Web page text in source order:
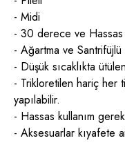
- Midi
- 30 derece ve Hassas
- Ağartma ve Santrifüjlü
- Düşük sıcaklıkta
- Trikloretilen hariç her
yapılabilir.
- Hassas kullanım
- Aksesuarlar kıyafete